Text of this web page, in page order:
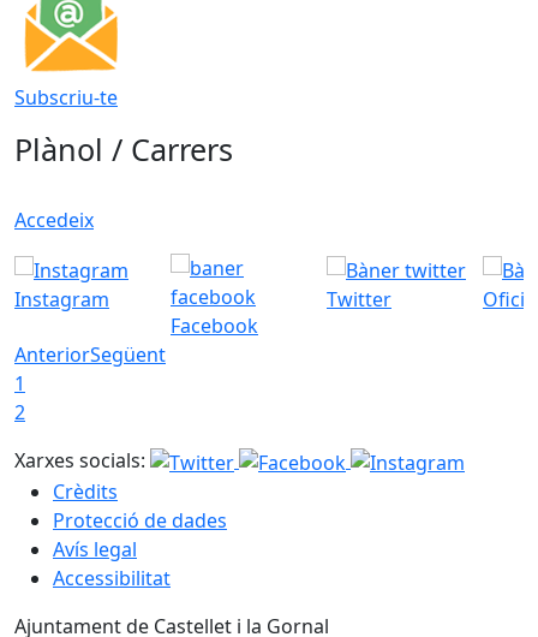
Subscriu-te
Plànol / Carrers
Accedeix
Instagram
Facebook
Twitter
AnteriorSegüent
1
2
Xarxes socials:
Crèdits
Protecció de dades
Avís legal
Accessibilitat
Ajuntament de Castellet i la Gornal